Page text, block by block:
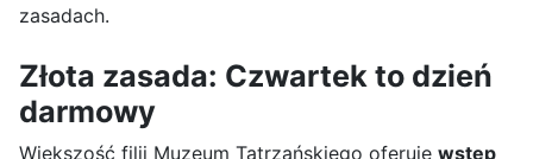
zasadach.
Złota zasada: Czwartek to dzień
darmowy
Większość filii Muzeum Tatrzańskiego oferuje wstęp